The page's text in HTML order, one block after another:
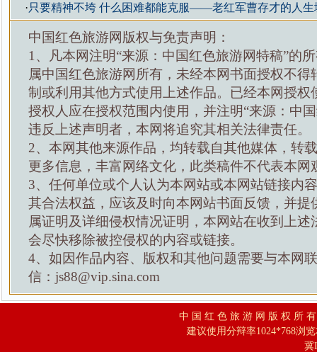
·只要精神不垮 什么困难都能克服——老红军曹存才的人生
中国红色旅游网版权与免责声明：
1、凡本网注明“来源：中国红色旅游网特稿”的
属中国红色旅游网所有，未经本网书面授权不得
制或利用其他方式使用上述作品。已经本网授权
授权人应在授权范围内使用，并注明“来源：中
违反上述声明者，本网将追究其相关法律责任。
2、本网其他来源作品，均转载自其他媒体，转
更多信息，丰富网络文化，此类稿件不代表本网
3、任何单位或个人认为本网站或本网站链接内
其合法权益，应该及时向本网站书面反馈，并提
属证明及详细侵权情况证明，本网站在收到上述
会尽快移除被控侵权的内容或链接。
4、如因作品内容、版权和其他问题需要与本网
信：js88@vip.sina.com
中 国 红 色 旅 游 网 版 权 所
建议使用分辩率1024*768浏
冀